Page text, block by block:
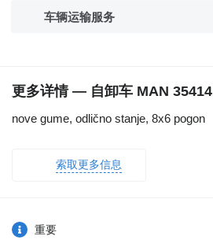
车辆运输服务
更多详情 — 自卸车 MAN 35414
nove gume, odlično stanje, 8x6 pogon
索取更多信息
重要